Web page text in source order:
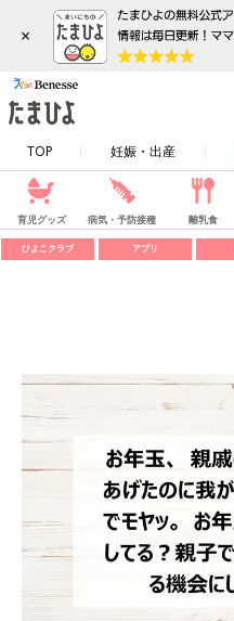
×
TOP 妊娠・出産
育児グッズ 病気・予防接種 離乳食
ひよこクラブ アプリ